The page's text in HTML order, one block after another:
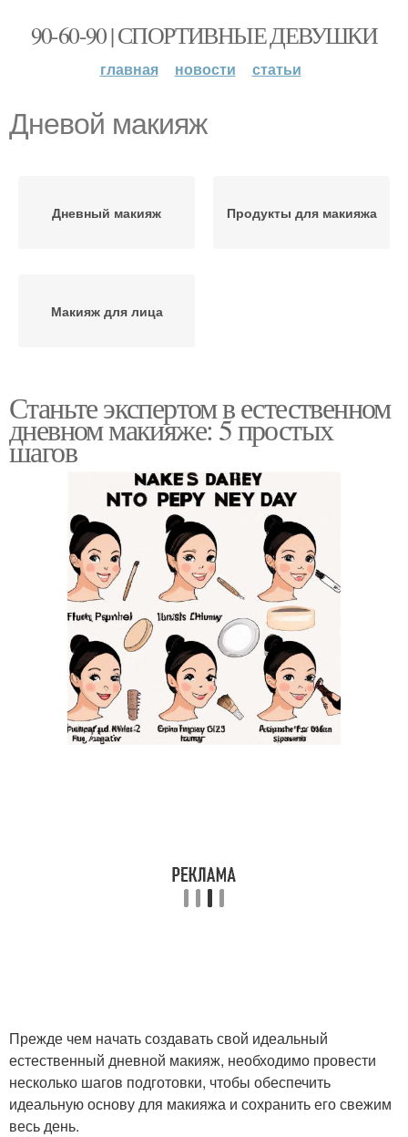
90-60-90 | СПОРТИВНЫЕ ДЕВУШКИ
главная новости статьи
Дневой макияж
Дневный макияж Продукты для макияжа
Макияж для лица
Станьте экспертом в естественном
дневном макияже: 5 простых
шагов
Прежде чем начать создавать свой идеальный
естественный дневной макияж, необходимо провести
несколько шагов подготовки, чтобы обеспечить
идеальную основу для макияжа и сохранить его свежим
весь день.